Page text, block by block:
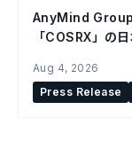
AnyMind Group
「COSRX」の
Aug 4, 2026
Press Release